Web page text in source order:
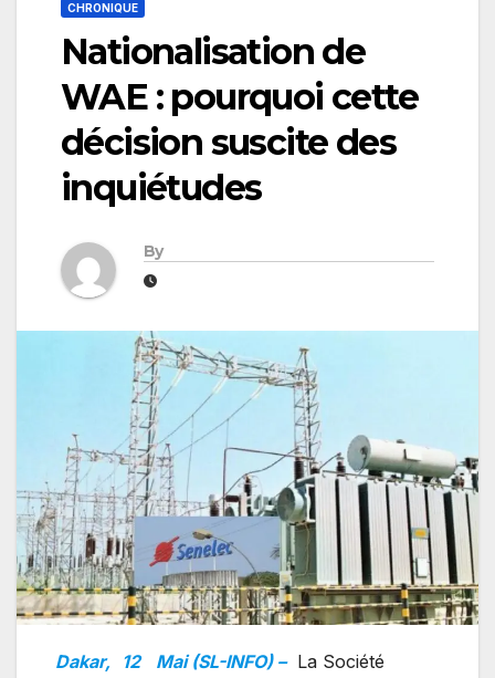
CHRONIQUE
Nationalisation de
WAE : pourquoi cette
décision suscite des
inquiétudes
By
Dakar, 12 Mai (SL-INFO) – La Société